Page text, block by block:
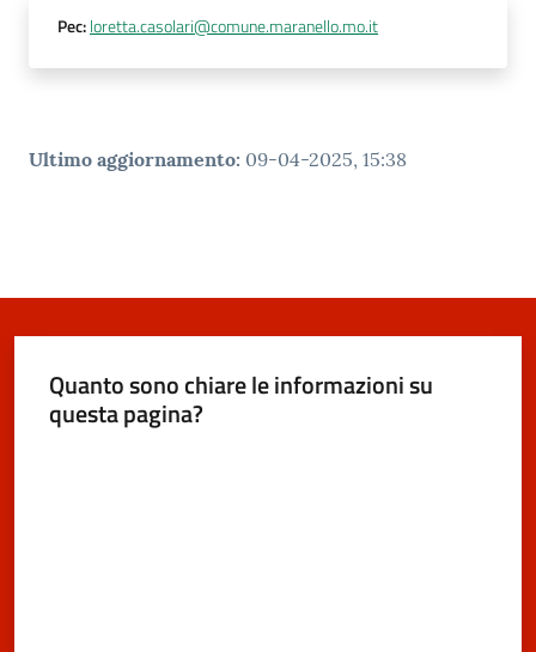
argomenti...
su
Pec:loretta.casolari@comune.maranello.mo.it
Ultimo aggiornamento: 09-04-2025, 15:38
Quanto sono chiare le informazioni su
questa pagina?